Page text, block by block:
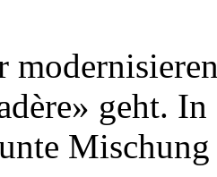
geht.
Mischung